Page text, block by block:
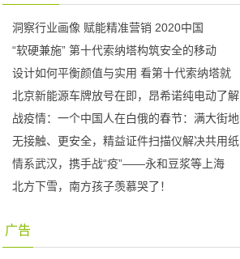
洞察行业画像 赋能精准营销 2020中国
“软硬兼施” 第十代索纳塔构筑安全的移动
设计如何平衡颜值与实用 看第十代索纳塔就
北京新能源车牌放号在即，昂希诺纯电动了解
战疫情：一个中国人在白俄的春节：满大街地
无接触、更安全，精益证件扫描仪解决共用纸
情系武汉，携手战“疫”——永和豆浆等上海
北方下雪，南方孩子羡慕哭了！
广告